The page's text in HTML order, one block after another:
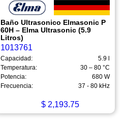
Baño Ultrasonico Elmasonic P
60H – Elma Ultrasonic (5.9
Litros)
1013761
Capacidad:
5.9 l
Temperatura:
30 – 80 °C
Potencia:
680 W
Frecuencia:
37 - 80 kHz
$ 2,193.75